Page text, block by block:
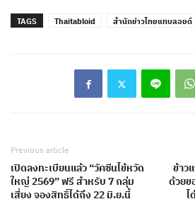
TAGS Thaitabloid สำนักข่าวไทยแทบลอยด์
Previous article
เปิดลงทะเบียนแล้ว “วัคซีนไข้หวัด
ใหญ่ 2569” ฟรี สำหรับ 7 กลุ่ม
เสี่ยง จองสิทธิ์ได้ถึง 22 มิ.ย.นี้
ข้าว
ด้วยข
ไ